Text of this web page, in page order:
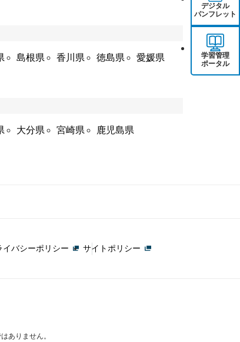
デジタル
パンフレット
学習管理
ポータル
島根県 香川県 徳島県
愛媛県
大分県 宮崎県
鹿児島県
イバシーポリシー サイトポリシー
ありません。